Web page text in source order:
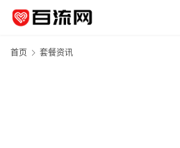
首页 套餐资讯